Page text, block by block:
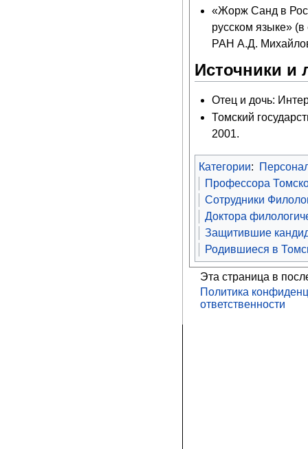
«Жорж Санд в
русском языке»
РАН А.Д.
Источники и
Отец и дочь:
Томский
2001.
Категории:
Профессора
Сотрудники
Доктора
Защитившие
Родившиеся в
Эта страница в
Политика
ответственности